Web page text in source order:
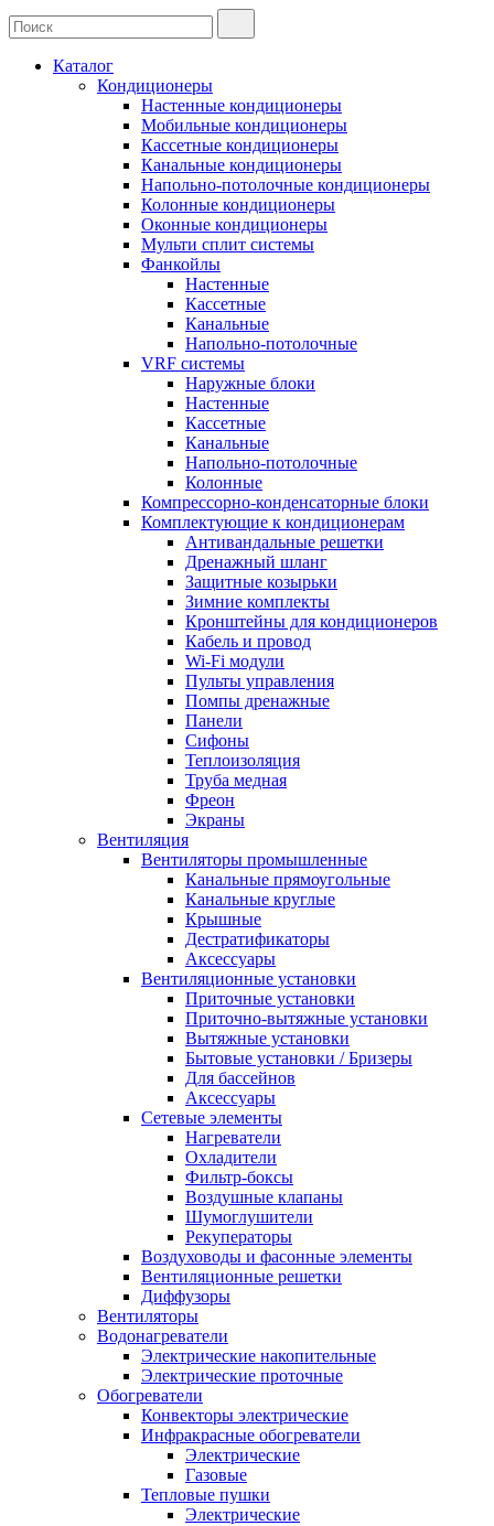
Каталог
Кондиционеры
Настенные кондиционеры
Мобильные кондиционеры
Кассетные кондиционеры
Канальные кондиционеры
Напольно-потолочные кондиционеры
Колонные кондиционеры
Оконные кондиционеры
Мульти сплит системы
Фанкойлы
Настенные
Кассетные
Канальные
Напольно-потолочные
VRF системы
Наружные блоки
Настенные
Кассетные
Канальные
Напольно-потолочные
Колонные
Компрессорно-конденсаторные блоки
Комплектующие к кондиционерам
Антивандальные решетки
Дренажный шланг
Защитные козырьки
Зимние комплекты
Кронштейны для кондиционеров
Кабель и провод
Wi-Fi модули
Пульты управления
Помпы дренажные
Панели
Сифоны
Теплоизоляция
Труба медная
Фреон
Экраны
Вентиляция
Вентиляторы промышленные
Канальные прямоугольные
Канальные круглые
Крышные
Дестратификаторы
Аксессуары
Вентиляционные установки
Приточные установки
Приточно-вытяжные установки
Вытяжные установки
Бытовые установки / Бризеры
Для бассейнов
Аксессуары
Сетевые элементы
Нагреватели
Охладители
Фильтр-боксы
Воздушные клапаны
Шумоглушители
Рекуператоры
Воздуховоды и фасонные элементы
Вентиляционные решетки
Диффузоры
Вентиляторы
Водонагреватели
Электрические накопительные
Электрические проточные
Обогреватели
Конвекторы электрические
Инфракрасные обогреватели
Электрические
Газовые
Тепловые пушки
Электрические